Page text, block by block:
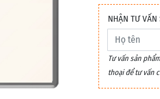
NHẬN TƯ VẤN
Tư vấn sản
thoại để tư vấn